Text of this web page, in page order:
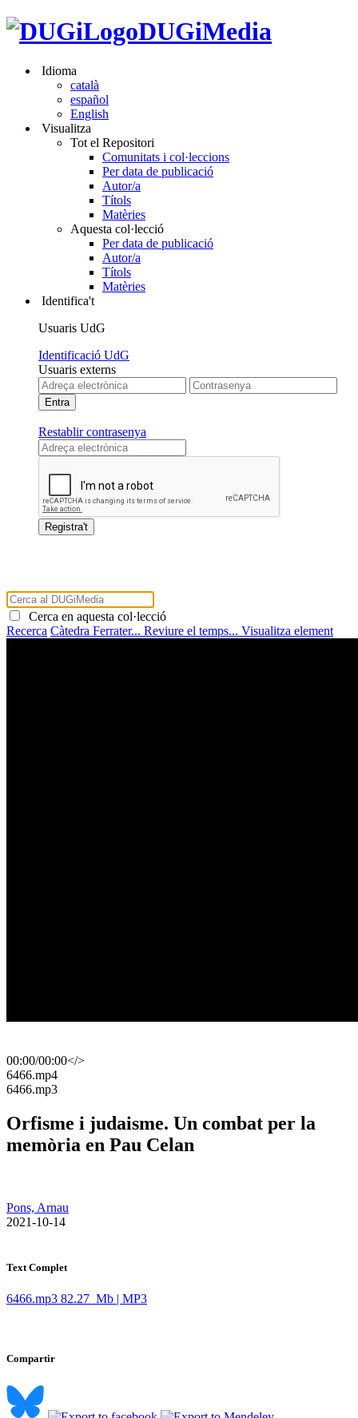
DUGiMedia
Idioma
català
español
English
Visualitza
Tot el Repositori
Comunitats i col·leccions
Per data de publicació
Autor/a
Títols
Matèries
Aquesta col·lecció
Per data de publicació
Autor/a
Títols
Matèries
Identifica't
Usuaris UdG
Identificació UdG
Usuaris externs
Restablir contrasenya
Cerca en aquesta col·lecció
Recerca Càtedra Ferrater... Reviure el temps... Visualitza element
00:00/00:00</>
​6466.mp4
​6466.mp3
Orfisme i judaisme. Un combat per la
memòria en Pau Celan
Pons, Arnau
​ 2021-10-14
Text Complet
6466.mp3 82.27 Mb | MP3
Compartir